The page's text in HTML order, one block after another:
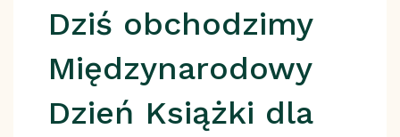
Dziś obchodzimy
Międzynarodowy
Dzień Książki dla